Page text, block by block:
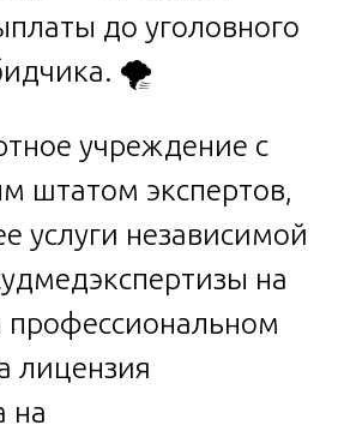
до уголовного
🌪️
учреждение с
штатом экспертов,
услуги независимой
на
лицензия
на